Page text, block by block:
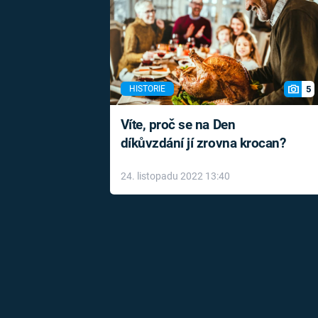
HISTORIE 5
Víte, proč se na Den
díkůvzdání jí zrovna krocan?
24. listopadu 2022 13:40